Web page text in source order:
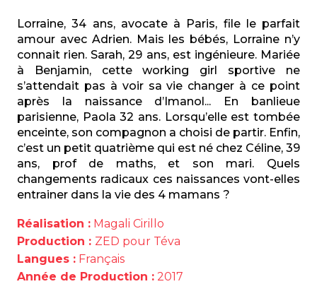
Lorraine, 34 ans, avocate à Paris, file le parfait
amour avec Adrien. Mais les bébés, Lorraine n’y
connait rien. Sarah, 29 ans, est ingénieure. Mariée
à Benjamin, cette working girl sportive ne
s’attendait pas à voir sa vie changer à ce point
après la naissance d’Imanol... En banlieue
parisienne, Paola 32 ans. Lorsqu’elle est tombée
enceinte, son compagnon a choisi de partir. Enfin,
c’est un petit quatrième qui est né chez Céline, 39
ans, prof de maths, et son mari. Quels
changements radicaux ces naissances vont-elles
entrainer dans la vie des 4 mamans ?
Réalisation : Magali Cirillo
Production : ZED pour Téva
Langues : Français
Année de Production : 2017